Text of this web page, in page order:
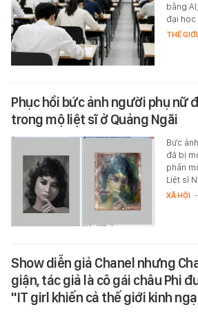
bằng
đại học
THẾ
Phục hồi bức ảnh người phụ nữ
trong mộ liệt sĩ ở Quảng Ngãi
Bức
đã bị
phần
Liệt sĩ
XÃ HỘI -
Show diễn giả Chanel nhưng
giận, tác giả là cô gái châu Phi
"IT girl khiến cả thế giới kinh